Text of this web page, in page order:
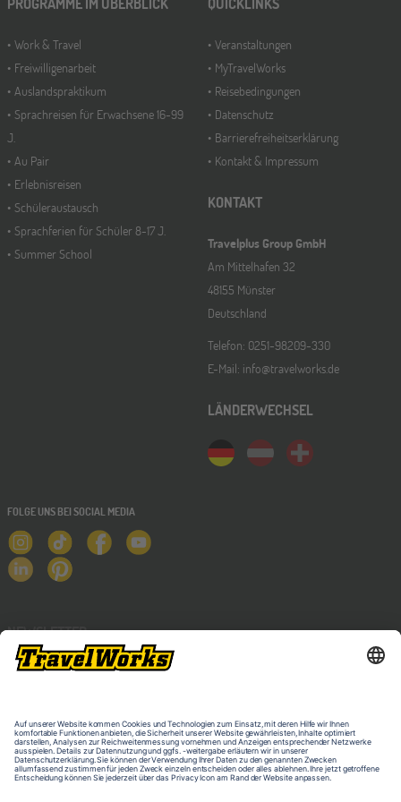
Work & Travel
Freiwilligenarbeit
Auslandspraktikum
Sprachreisen für Erwachsene 16-99
J.
Au Pair
Erlebnisreisen
Schüleraustausch
Sprachferien für Schüler 8-17 J.
Summer School
Veranstaltungen
MyTravelWorks
Reisebedingungen
Datenschutz
Barrierefreiheitserklärung
Kontakt & Impressum
KONTAKT
Travelplus Group GmbH
Am Mittelhafen 32
48155 Münster
Deutschland
Telefon: 0251-98209-330
E-Mail: info@travelworks.de
LÄNDERWECHSEL
FOLGE UNS BEI SOCIAL MEDIA
NEWSLETTER